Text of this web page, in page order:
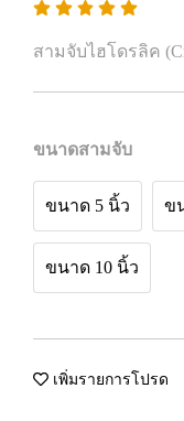
สามจับไฮโดรลิค
ขนาดสามจับ
ขนาด 5 นิ้ว ข
ขนาด 10 นิ้ว
เพิ่มรายการโปรด